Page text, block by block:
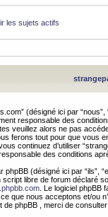
les sujets actifs
(désigné ici par “nous”,
responsable des
veuillez alors ne pas
ferons tout pour que vous
continuez d’utiliser
des conditions
(désigné ici par “ils”,
script libre de forum déclaré
. Le logiciel
que nous acceptons et/ou
de phpBB , merci de consulter